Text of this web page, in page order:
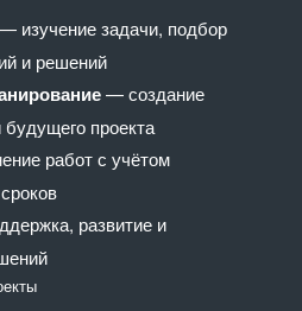
изучение задачи, подбор
и решений
— создание
проекта
работ с учётом
развитие и